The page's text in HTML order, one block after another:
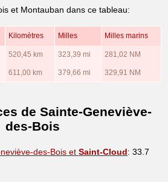
et Montauban dans ce tableau:
Kilomètres Milles Milles marins
520,45 km 323,39 mi 281,02 NM
611,00 km 379,66 mi 329,91 NM
de Sainte-Geneviève-
des-Bois
des-Bois etSaint-Cloud: 33.7